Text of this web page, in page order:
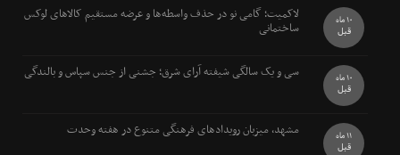
لاکمیت؛ گامی نو در حذف واسطه‌ها و عرضه مستقیم کالاهای لوکس
ساختمانی 10 ماه
قبل
سی و یک سالگی شیفته آرای شرق؛ جشنی از جنس سپاس و بالندگی 10 ماه
قبل
مشهد، میزبان رویدادهای فرهنگی متنوع در هفته وحدت 11 ماه
قبل